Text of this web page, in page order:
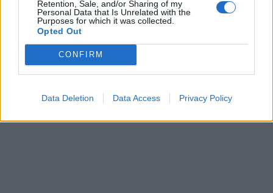
Retention, Sale, and/or Sharing of my
Personal Data that Is Unrelated with the
Purposes for which it was collected.
Opted Out
CONFIRM
Data Deletion Data Access Privacy Policy